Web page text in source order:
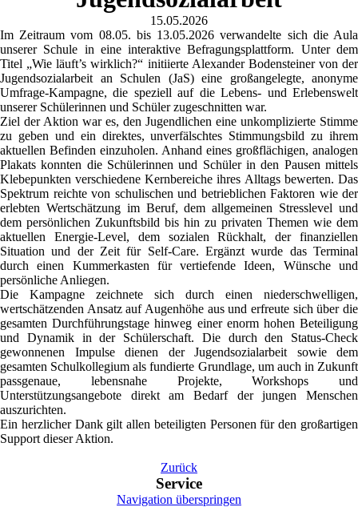
15.05.2026
Im Zeitraum vom 08.05. bis 13.05.2026 verwandelte sich die Aula
unserer Schule in eine interaktive Befragungsplattform. Unter dem
Titel „Wie läuft’s wirklich?“ initiierte Alexander Bodensteiner von der
Jugendsozialarbeit an Schulen (JaS) eine großangelegte, anonyme
Umfrage-Kampagne, die speziell auf die Lebens- und Erlebenswelt
unserer Schülerinnen und Schüler zugeschnitten war.
Ziel der Aktion war es, den Jugendlichen eine unkomplizierte Stimme
zu geben und ein direktes, unverfälschtes Stimmungsbild zu ihrem
aktuellen Befinden einzuholen. Anhand eines großflächigen, analogen
Plakats konnten die Schülerinnen und Schüler in den Pausen mittels
Klebepunkten verschiedene Kernbereiche ihres Alltags bewerten. Das
Spektrum reichte von schulischen und betrieblichen Faktoren wie der
erlebten Wertschätzung im Beruf, dem allgemeinen Stresslevel und
dem persönlichen Zukunftsbild bis hin zu privaten Themen wie dem
aktuellen Energie-Level, dem sozialen Rückhalt, der finanziellen
Situation und der Zeit für Self-Care. Ergänzt wurde das Terminal
durch einen Kummerkasten für vertiefende Ideen, Wünsche und
persönliche Anliegen.
Die Kampagne zeichnete sich durch einen niederschwelligen,
wertschätzenden Ansatz auf Augenhöhe aus und erfreute sich über die
gesamten Durchführungstage hinweg einer enorm hohen Beteiligung
und Dynamik in der Schülerschaft. Die durch den Status-Check
gewonnenen Impulse dienen der Jugendsozialarbeit sowie dem
gesamten Schulkollegium als fundierte Grundlage, um auch in Zukunft
passgenaue, lebensnahe Projekte, Workshops und
Unterstützungsangebote direkt am Bedarf der jungen Menschen
auszurichten.
Ein herzlicher Dank gilt allen beteiligten Personen für den großartigen
Support dieser Aktion.
Zurück
Service
Navigation überspringen